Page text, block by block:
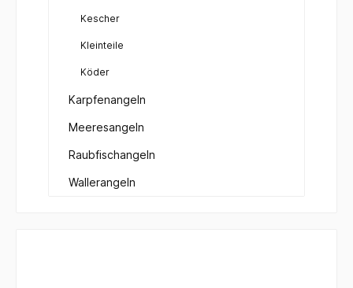
Kescher
Kleinteile
Köder
Karpfenangeln
Meeresangeln
Raubfischangeln
Wallerangeln